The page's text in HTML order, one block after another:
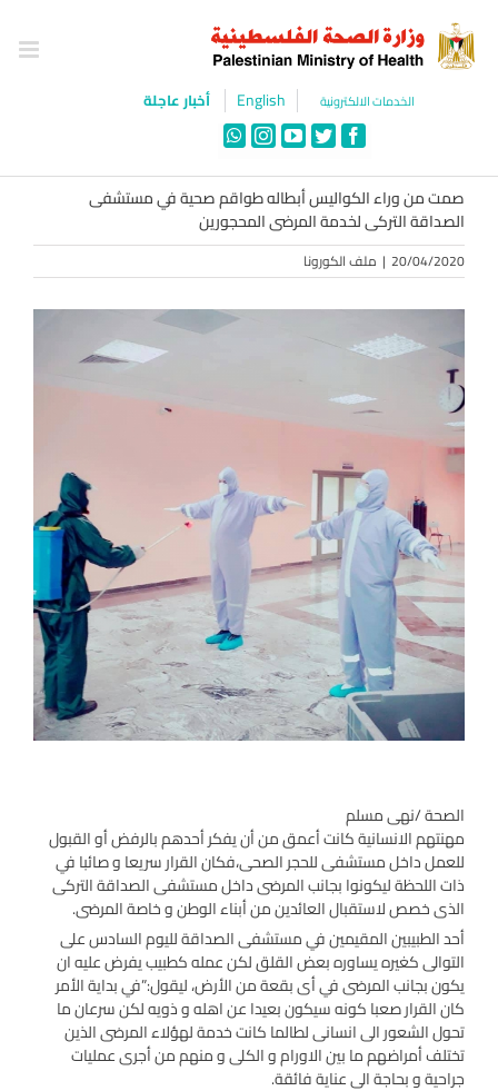
content
الخدمات الالكترونية English أخبار عاجلة
Facebook
Twitter
YouTube
Instagram
WhatsApp
صمت من وراء الكواليس أبطاله طواقم صحية في مستشفى
الصداقة التركى لخدمة المرضى المحجورين
20/04/2020
| ملف الكورونا
الصحة /نهى مسلم
مهنتهم الانسانية كانت أعمق من أن يفكر أحدهم بالرفض أو القبول
للعمل داخل مستشفى للحجر الصحى،فكان القرار سريعا و صائبا في
ذات اللحظة ليكونوا بجانب المرضى داخل مستشفى الصداقة التركى
الذى خصص لاستقبال العائدين من أبناء الوطن و خاصة المرضى.
أحد الطبيبين المقيمين في مستشفى الصداقة لليوم السادس على
التوالى كغيره يساوره بعض القلق لكن عمله كطبيب يفرض عليه ان
يكون بجانب المرضى في أى بقعة من الأرض، ليقول:”في بداية الأمر
كان القرار صعبا كونه سيكون بعيدا عن اهله و ذويه لكن سرعان ما
تحول الشعور الى انسانى لطالما كانت خدمة لهؤلاء المرضى الذين
تختلف أمراضهم ما بين الاورام و الكلى و منهم من أجرى عمليات
جراحية و بحاجة الى عناية فائقة.